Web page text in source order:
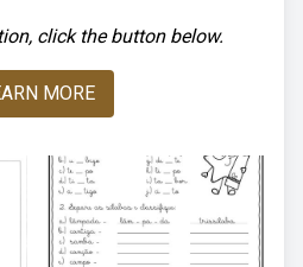
click the button below.
MORE